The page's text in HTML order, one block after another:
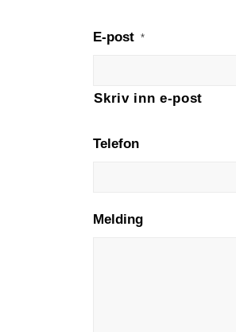
E-post *
Skriv inn e-post
Telefon
Melding